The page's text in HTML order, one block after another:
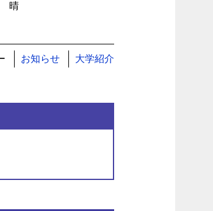
お知らせ 大学紹介